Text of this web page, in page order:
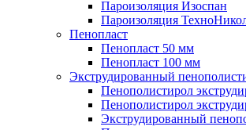
Пароизоляция Изоспан
Пароизоляция
Пенопласт
Пенопласт 50 мм
Пенопласт 100 мм
Экструдированный
Пенополистирол
Пенополистирол
Экструдированный